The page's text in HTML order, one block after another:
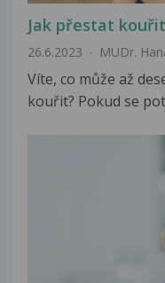
Jak přestat
26.6.2023 MUDr.
Víte, co může až
kouřit? Pokud se